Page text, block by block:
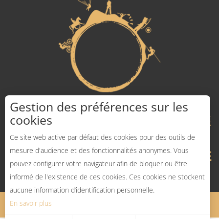
Mentions légales
Gestion des préférences sur les
cookies
Ce site web active par défaut des cookies pour des outils de
mesure d'audience et des fonctionnalités anonymes. Vous
pouvez configurer votre navigateur afin de bloquer ou être
informé de l'existence de ces cookies. Ces cookies ne stockent
aucune information d’identification personnelle.
En savoir plus